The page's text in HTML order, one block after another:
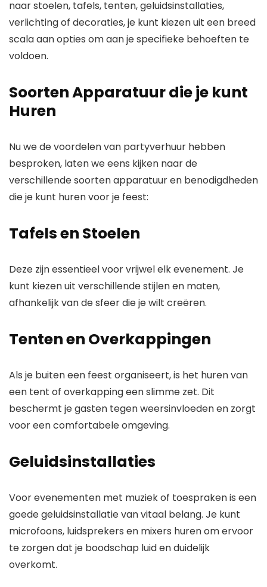
naar stoelen, tafels, tenten, geluidsinstallaties,
verlichting of decoraties, je kunt kiezen uit een breed
scala aan opties om aan je specifieke behoeften te
voldoen.
Soorten Apparatuur die je kunt
Huren
Nu we de voordelen van partyverhuur hebben
besproken, laten we eens kijken naar de
verschillende soorten apparatuur en benodigdheden
die je kunt huren voor je feest:
Tafels en Stoelen
Deze zijn essentieel voor vrijwel elk evenement. Je
kunt kiezen uit verschillende stijlen en maten,
afhankelijk van de sfeer die je wilt creëren.
Tenten en Overkappingen
Als je buiten een feest organiseert, is het huren van
een tent of overkapping een slimme zet. Dit
beschermt je gasten tegen weersinvloeden en zorgt
voor een comfortabele omgeving.
Geluidsinstallaties
Voor evenementen met muziek of toespraken is een
goede geluidsinstallatie van vitaal belang. Je kunt
microfoons, luidsprekers en mixers huren om ervoor
te zorgen dat je boodschap luid en duidelijk
overkomt.